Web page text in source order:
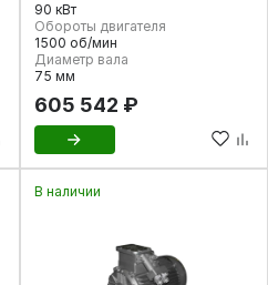
90 кВт
Обороты двигателя
1500 об/мин
Диаметр вала
75 мм
605 542 ₽
В наличии